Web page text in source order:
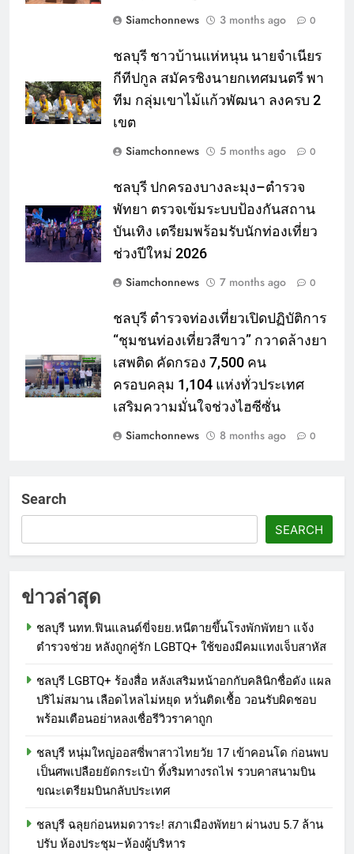
Siamchonnews
3 months ago 0
ชลบุรี ชาวบ้านแห่หนุน นายจำเนียร
กีทีปกูล สมัครชิงนายกเทศมนตรี พา
ทีม กลุ่มเขาไม้แก้วพัฒนา ลงครบ 2
เขต
Siamchonnews
5 months ago 0
ชลบุรี ปกครองบางละมุง–ตำรวจ
พัทยา ตรวจเข้มระบบป้องกันสถาน
บันเทิง เตรียมพร้อมรับนักท่องเที่ยว
ช่วงปีใหม่ 2026
Siamchonnews
7 months ago 0
ชลบุรี ตำรวจท่องเที่ยวเปิดปฏิบัติการ
“ชุมชนท่องเที่ยวสีขาว” กวาดล้างยา
เสพติด คัดกรอง 7,500 คน
ครอบคลุม 1,104 แห่งทั่วประเทศ
เสริมความมั่นใจช่วงไฮซีซั่น
Siamchonnews
8 months ago 0
Search
SEARCH
ข่าวล่าสุด
ชลบุรี นทท.ฟินแลนด์ขี่จยย.หนีตายขึ้นโรงพักพัทยา แจ้ง
ตำรวจช่วย หลังถูกคู่รัก LGBTQ+ ใช้ของมีคมแทงเจ็บสาหัส
ชลบุรี LGBTQ+ ร้องสื่อ หลังเสริมหน้าอกกับคลินิกชื่อดัง แผล
ปริไม่สมาน เลือดไหลไม่หยุด หวั่นติดเชื้อ วอนรับผิดชอบ
พร้อมเตือนอย่าหลงเชื่อรีวิวราคาถูก
ชลบุรี หนุ่มใหญ่ออสซี่พาสาวไทยวัย 17 เข้าคอนโด ก่อนพบ
เป็นศพเปลือยยัดกระเป๋า ทิ้งริมทางรถไฟ รวบคาสนามบิน
ขณะเตรียมบินกลับประเทศ
ชลบุรี ฉลุยก่อนหมดวาระ! สภาเมืองพัทยา ผ่านงบ 5.7 ล้าน
ปรับ ห้องประชุม–ห้องผู้บริหาร